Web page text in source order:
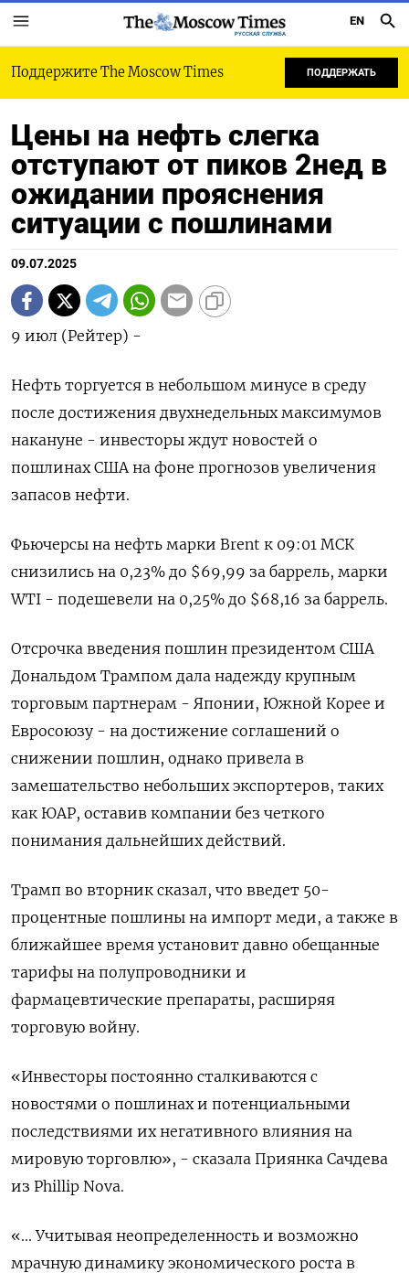
РУССКАЯ СЛУЖБА
EN
Поддержите The Moscow Times ПОДДЕРЖАТЬ
Цены на нефть слегка
отступают от пиков 2нед в
ожидании прояснения
ситуации с пошлинами
09.07.2025
9 июл (Рейтер) -
Нефть торгуется в небольшом минусе в среду
после достижения двухнедельных максимумов
накануне - инвесторы ждут новостей о
пошлинах США на фоне прогнозов увеличения
запасов нефти.
Фьючерсы на нефть марки Brent к 09:01 МСК
снизились на 0,23% до $69,99 за баррель, марки
WTI - подешевели на 0,25% до $68,16 за баррель.
Отсрочка введения пошлин президентом США
Дональдом Трампом дала надежду крупным
торговым партнерам - Японии, Южной Корее и
Евросоюзу - на достижение соглашений о
снижении пошлин, однако привела в
замешательство небольших экспортеров, таких
как ЮАР, оставив компании без четкого
понимания дальнейших действий.
Трамп во вторник сказал, что введет 50-
процентные пошлины на импорт меди, а также в
ближайшее время установит давно обещанные
тарифы на полупроводники и
фармацевтические препараты, расширяя
торговую войну.
«Инвесторы постоянно сталкиваются с
новостями о пошлинах и потенциальными
последствиями их негативного влияния на
мировую торговлю», - сказала Приянка Сачдева
из Phillip Nova.
«... Учитывая неопределенность и возможно
мрачную динамику экономического роста в